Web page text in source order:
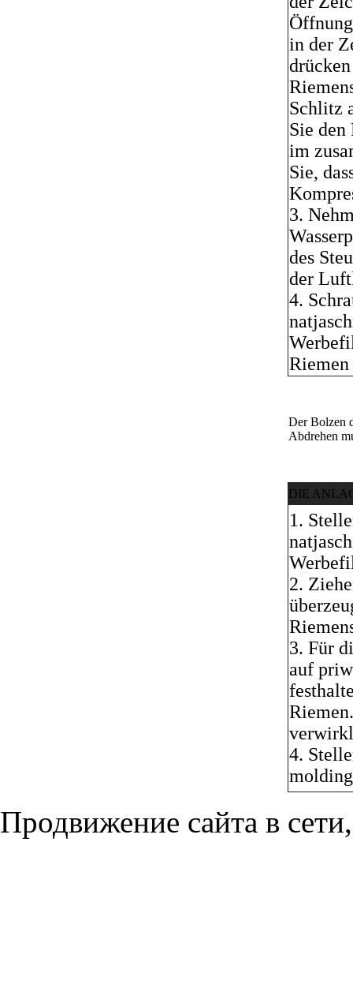
in der
Schlitz
Sie den
im
Sie,
3.
des
der
4.
Der Bolzen
Abdrehen
DIE
1.
2.
3. Für
auf
4.
Продвижение сайта в